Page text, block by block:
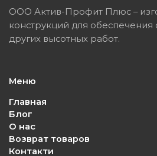
ООО Актив-Профит Плюс –
конструкций для обеспечения
других высотных работ.
Меню
Главная
Блог
О нас
Возврат товаров
Контакти